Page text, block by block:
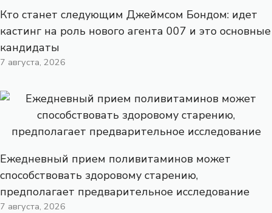
Кто станет следующим Джеймсом Бондом: идет
кастинг на роль нового агента 007 и это основные
кандидаты
7 августа, 2026
Ежедневный прием поливитаминов может
способствовать здоровому старению,
предполагает предварительное исследование
7 августа, 2026